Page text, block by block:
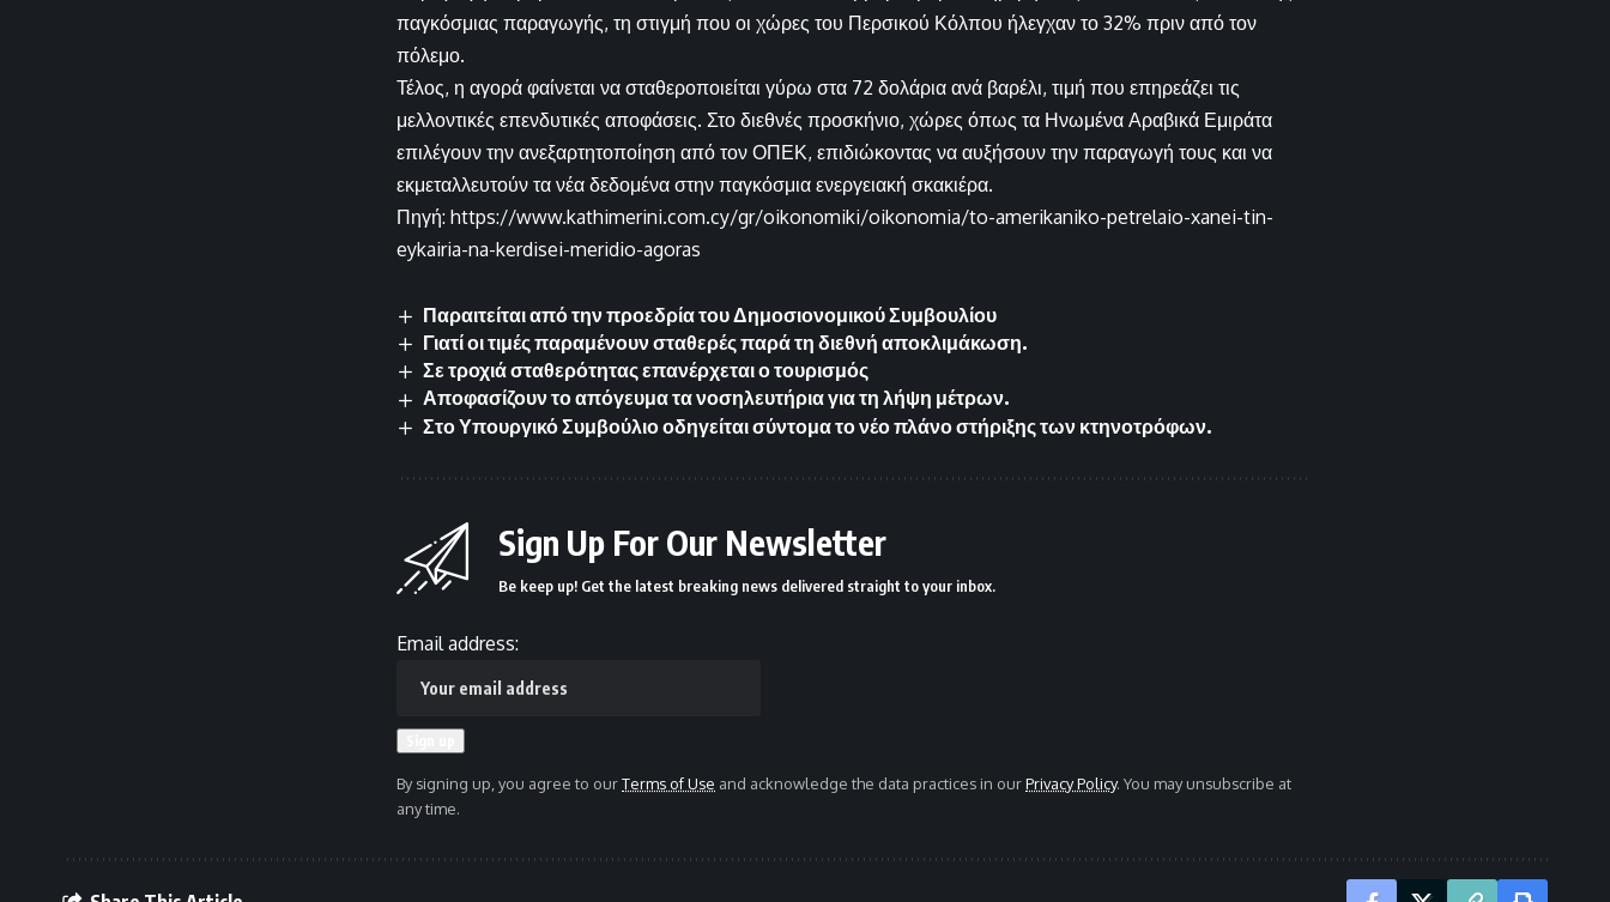
παγκόσμιας παραγωγής, τη στιγμή που οι χώρες του Περσικού Κόλπου ήλεγχαν το 32% πριν από τον
πόλεμο.
Τέλος, η αγορά φαίνεται να σταθεροποιείται γύρω στα 72 δολάρια ανά βαρέλι, τιμή που επηρεάζει τις
μελλοντικές επενδυτικές αποφάσεις. Στο διεθνές προσκήνιο, χώρες όπως τα Ηνωμένα Αραβικά Εμιράτα
επιλέγουν την ανεξαρτητοποίηση από τον ΟΠΕΚ, επιδιώκοντας να αυξήσουν την παραγωγή τους και να
εκμεταλλευτούν τα νέα δεδομένα στην παγκόσμια ενεργειακή σκακιέρα.
Πηγή: https://www.kathimerini.com.cy/gr/oikonomiki/oikonomia/to-amerikaniko-petrelaio-xanei-tin-
eykairia-na-kerdisei-meridio-agoras
Παραιτείται από την προεδρία του Δημοσιονομικού Συμβουλίου
Γιατί οι τιμές παραμένουν σταθερές παρά τη διεθνή αποκλιμάκωση.
Σε τροχιά σταθερότητας επανέρχεται ο τουρισμός
Αποφασίζουν το απόγευμα τα νοσηλευτήρια για τη λήψη μέτρων.
Στο Υπουργικό Συμβούλιο οδηγείται σύντομα το νέο πλάνο στήριξης των κτηνοτρόφων.
Sign Up For Our Newsletter
Be keep up! Get the latest breaking news delivered straight to your inbox.
Email address:
By signing up, you agree to ourTerms of Use and acknowledge the data practices in ourPrivacy Policy. You may unsubscribe at
any time.